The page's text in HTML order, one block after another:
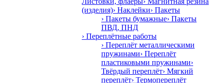
(изделия)› Наклейки› Пакеты
› Пакеты бумажные› Пакеты
ПВД, ПНД
› Переплётные работы
› Переплёт металлическими
пружинами› Переплёт
пластиковыми пружинами›
Твёрдый переплёт› Мягкий
переплёт› Термопереплёт